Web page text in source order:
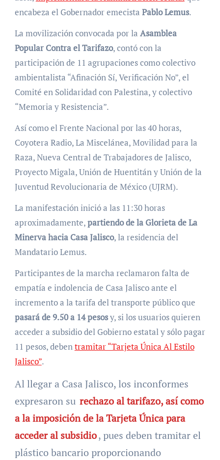
encabeza el Gobernador emecista Pablo Lemus.
La movilización convocada por la Asamblea
Popular Contra el Tarifazo, contó con la
participación de 11 agrupaciones como colectivo
ambientalista “Afinación Sí, Verificación No”, el
Comité en Solidaridad con Palestina, y colectivo
“Memoria y Resistencia”.
Así como el Frente Nacional por las 40 horas,
Coyotera Radio, La Miscelánea, Movilidad para la
Raza, Nueva Central de Trabajadores de Jalisco,
Proyecto Migala, Unión de Huentitán y Unión de la
Juventud Revolucionaria de México (UJRM).
La manifestación inició a las 11:30 horas
aproximadamente,partiendo de la Glorieta de La
Minerva hacia Casa Jalisco, la residencia del
Mandatario Lemus.
Participantes de la marcha reclamaron falta de
empatía e indolencia de Casa Jalisco ante el
incremento a la tarifa del transporte público que
pasará de 9.50 a 14 pesosy, si los usuarios quieren
acceder a subsidio del Gobierno estatal y sólo pagar
11 pesos, debentramitar “Tarjeta Única Al Estilo
Jalisco”.
Al llegar a Casa Jalisco, los inconformes
expresaron su rechazo al tarifazo, así como
a la imposición de la Tarjeta Única para
acceder al subsidio, pues deben tramitar el
plástico bancario proporcionando